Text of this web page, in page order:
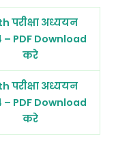
परीक्षा अध्ययन
– PDF Download
करे
परीक्षा अध्ययन
– PDF Download
करे